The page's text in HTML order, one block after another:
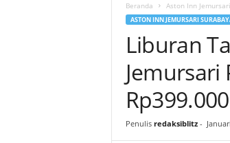
Beranda Aston Inn
ASTON INN JEMURSARI
Liburan
Jemursari
Penulis redaksiblitz-